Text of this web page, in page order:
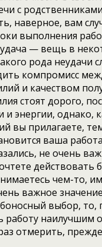
с
наверное, вам
выполнения
— вещь в
рода неудачи
компромисс
и качеством
стоят дорого,
энергии, однако,
вы прилагаете,
ваша
не очень
действовать
чем-то,
важное
выбор, то,
работу наилучшим
отмерить,